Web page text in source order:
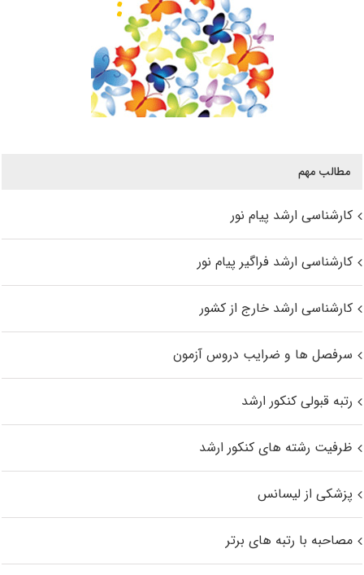
مطالب مهم
کارشناسی ارشد پیام نور
کارشناسی ارشد فراگیر پیام نور
کارشناسی ارشد خارج از کشور
سرفصل ها و ضرایب دروس آزمون
رتبه قبولی کنکور ارشد
ظرفیت رشته های کنکور ارشد
پزشکی از لیسانس
مصاحبه با رتبه های برتر